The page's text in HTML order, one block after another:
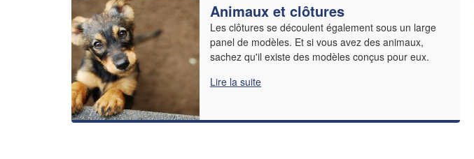
Animaux et clôtures
Les clôtures se découlent également sous un large
panel de modèles. Et si vous avez des animaux,
sachez qu'il existe des modèles conçus pour eux.
Lire la suite